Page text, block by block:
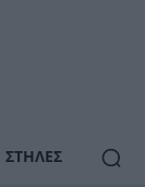
ΣΤΉΛΕΣ